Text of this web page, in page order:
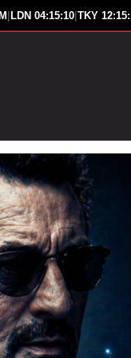
Chinos Conectados
|LDN04:15:11|TKY